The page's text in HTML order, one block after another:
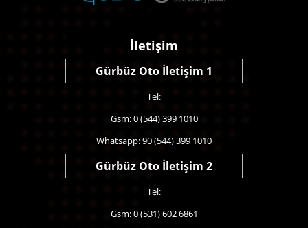
İletişim
Gürbüz Oto İletişim 1
Tel:
Gsm: 0 (544) 399 1010
Whatsapp: 90 (544) 399 1010
Gürbüz Oto İletişim 2
Tel:
Gsm: 0 (531) 602 6861